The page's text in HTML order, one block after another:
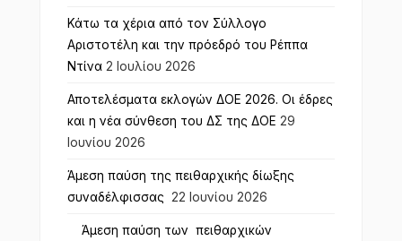
Κάτω τα χέρια από τον Σύλλογο
Αριστοτέλη και την πρόεδρό του Ρέππα
Ντίνα 2 Ιουλίου 2026
Αποτελέσματα εκλογών ΔΟΕ 2026. Οι έδρες
και η νέα σύνθεση του ΔΣ της ΔΟΕ 29
Ιουνίου 2026
Άμεση παύση της πειθαρχικής δίωξης
συναδέλφισσας
22 Ιουνίου 2026
Άμεση παύση των πειθαρχικών